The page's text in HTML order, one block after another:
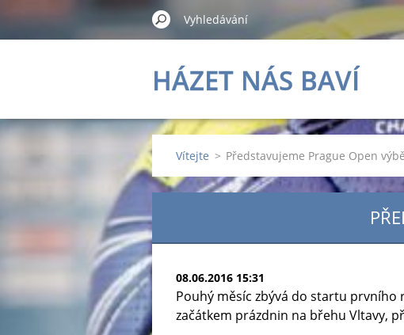
HÁZET NÁS BAVÍ
Vítejte > Představujeme Prague Open
08.06.2016 15:31
Pouhý měsíc zbývá do startu
začátkem prázdnin na břehu Vltavy,